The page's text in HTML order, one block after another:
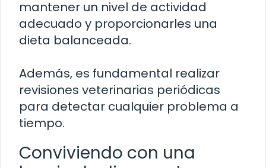
mantener un nivel de actividad
adecuado y proporcionarles una
dieta balanceada.
Además, es fundamental realizar
revisiones veterinarias periódicas
para detectar cualquier problema a
tiempo.
Conviviendo con una